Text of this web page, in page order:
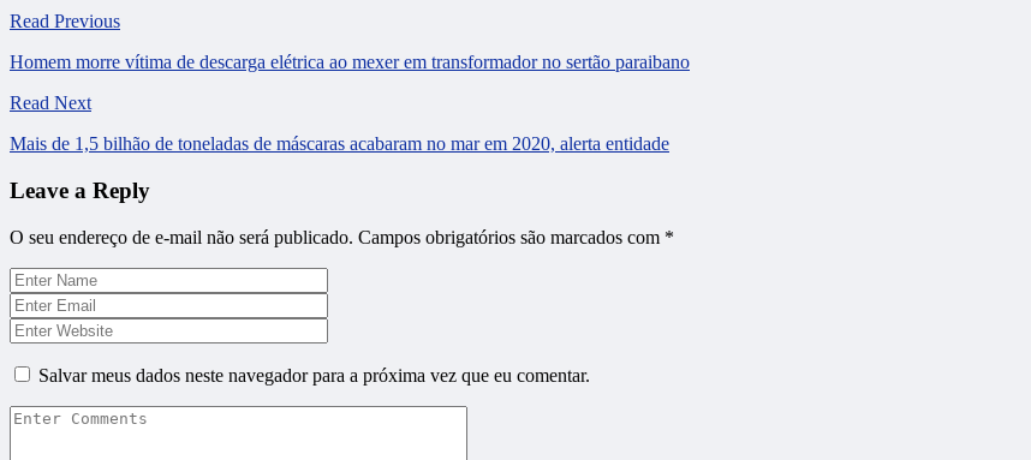
Read Previous
Homem morre vítima de descarga elétrica ao mexer em transformador no sertão paraibano
Read Next
Mais de 1,5 bilhão de toneladas de máscaras acabaram no mar em 2020, alerta entidade
Leave a Reply
O seu endereço de e-mail não será publicado. Campos obrigatórios são marcados com *
Salvar meus dados neste navegador para a próxima vez que eu comentar.